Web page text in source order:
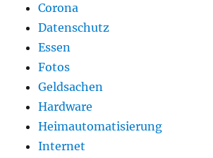
Corona
Datenschutz
Essen
Fotos
Geldsachen
Hardware
Heimautomatisierung
Internet